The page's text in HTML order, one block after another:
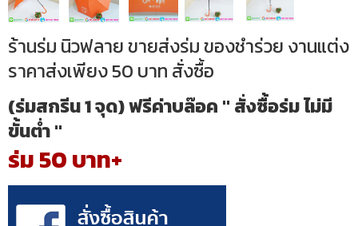
ร้านร่ม นิวฟลาย ขายส่งร่ม ของชำร่วย งานแต่ง
ราคาส่งเพียง 50 บาท สั่งซื้อ
(ร่มสกรีน 1 จุด) ฟรีค่าบล๊อค " สั่งซื้อร่ม ไม่มี
ขั้นต่ำ "
ร่ม 50 บาท+